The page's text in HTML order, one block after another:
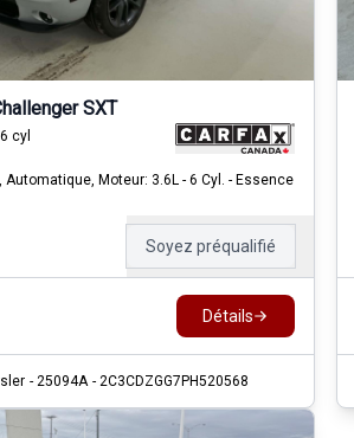
SXT
cyl
Moteur: 3.6L - 6 Cyl. - Essence
Soyez préqualifié
Détails
- 25094A - 2C3CDZGG7PH520568